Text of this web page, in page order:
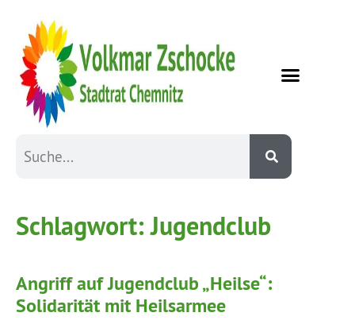
Schlagwort:Jugendclub
Angriff auf Jugendclub „Heilse“:
Solidarität mit Heilsarmee